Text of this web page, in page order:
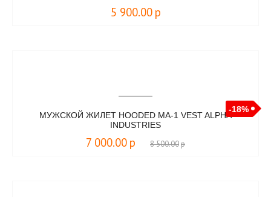
5 900.00 р
-18%
МУЖСКОЙ ЖИЛЕТ HOODED MA-1 VEST ALPHA
INDUSTRIES
7 000.00 р 8 500.00р